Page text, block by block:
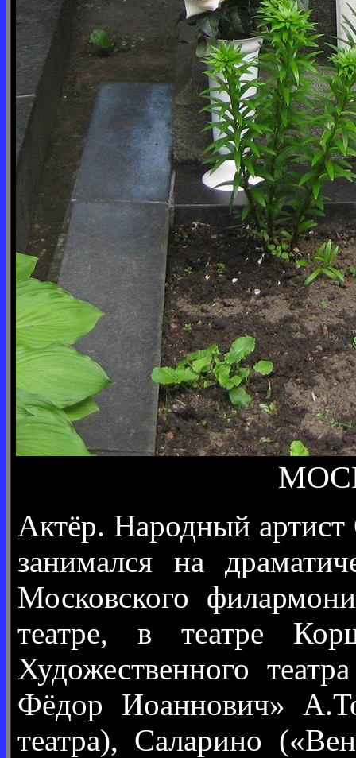
Актёр. Народный
занимался на
Московского
театре, в театре
Художественного
Фёдор Иоаннович»
театра), Саларино